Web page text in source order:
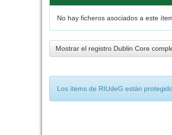
No hay ficheros asociados a este
Mostrar el registro Dublin Core
Los ítems de RIUdeG están